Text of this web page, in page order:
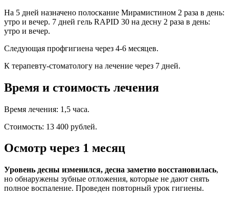
На 5 дней назначено полоскание Мирамистином 2 раза в день:
утро и вечер. 7 дней гель RAPID 30 на десну 2 раза в день:
утро и вечер.
Следующая профгигиена через 4-6 месяцев.
К терапевту-стоматологу на лечение через 7 дней.
Время и стоимость лечения
Время лечения: 1,5 часа.
Стоимость: 13 400 рублей.
Осмотр через 1 месяц
Уровень десны изменился, десна заметно восстановилась,
но обнаружены зубные отложения, которые не дают снять
полное воспаление. Проведен повторный урок гигиены.